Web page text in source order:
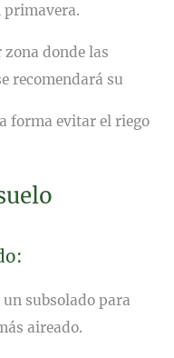
primavera.
zona donde las
recomendará su
forma evitar el riego
subsolado para
aireado.